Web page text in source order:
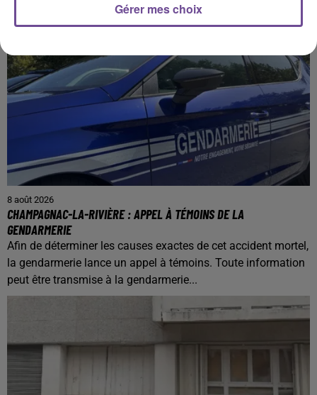
8 août 2026
CHAMPAGNAC-LA-RIVIÈRE : APPEL À TÉMOINS DE LA
GENDARMERIE
Afin de déterminer les causes exactes de cet accident mortel,
la gendarmerie lance un appel à témoins. Toute information
peut être transmise à la gendarmerie...
Gérer mes choix